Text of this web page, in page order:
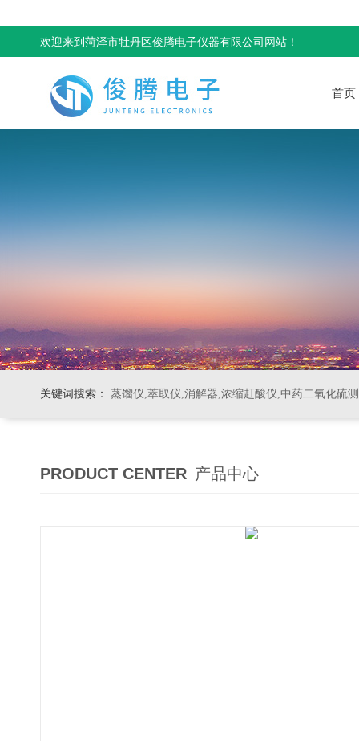
欢迎来到菏泽市牡丹区俊腾电子仪器有限公司网站！
首页
关键词搜索： 蒸馏仪,萃取仪,消解器,浓缩赶酸仪,中药二氧化硫
PRODUCT CENTER 产品中心